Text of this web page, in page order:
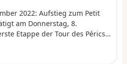
2022: Aufstieg zum Petit
am Donnerstag, 8.
Etappe der Tour des Pérics
auf die Berglandschaften, die